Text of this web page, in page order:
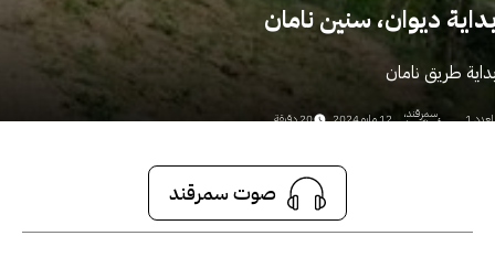
ديوان، سنين نامان
طريق نامان
1 سمرقند،
أوزباكستان 12 مايو 2024 20 دقيقة
صوت سمرقند
صوت سمرقند